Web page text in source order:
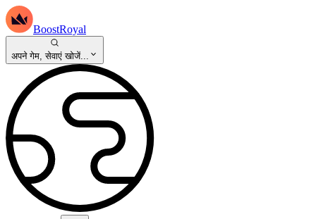
BoostRoyal
अपने गेम, सेवाएं खोजें...